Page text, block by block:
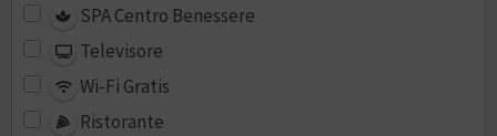
SPA Centro Benessere
Televisore
Wi-Fi Gratis
Ristorante